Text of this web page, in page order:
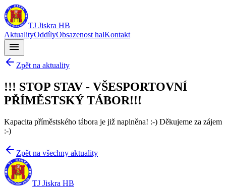
TJ Jiskra HB
AktualityOddílyObsazenost halKontakt
menu
Zpět na aktuality
!!! STOP STAV - VŠESPORTOVNÍ
PŘÍMĚSTSKÝ TÁBOR!!!
Kapacita příměstského tábora je již naplněna! :-) Děkujeme za zájem
:-)
Zpět na všechny aktuality
TJ Jiskra HB